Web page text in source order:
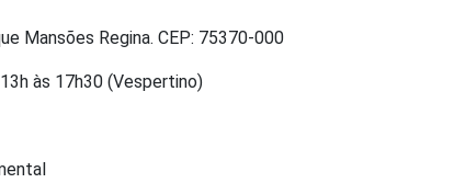
Mansões Regina. CEP: 75370-000
às 17h30 (Vespertino)